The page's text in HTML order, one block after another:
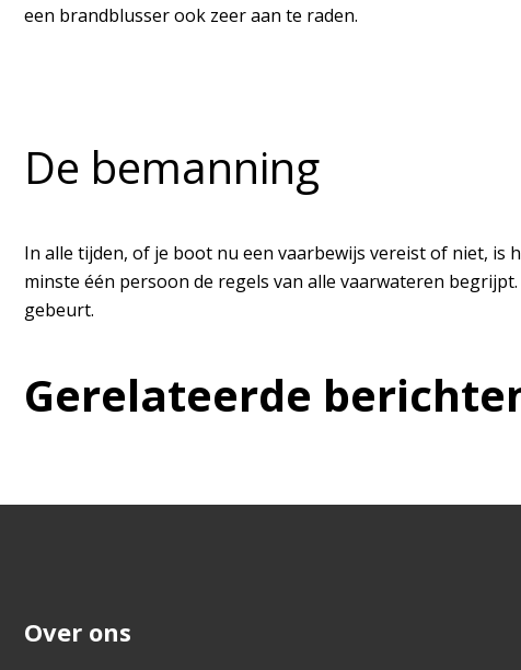
een brandblusser ook zeer aan te raden.
De bemanning
In alle tijden, of je boot nu een vaarbewijs vereist of niet,
minste één persoon de regels van alle vaarwateren
gebeurt.
Gerelateerde
Over ons